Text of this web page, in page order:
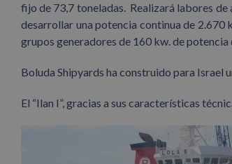
fijo de 73,7 toneladas. Realizará labores de
desarrollar una potencia continua de 2.670
grupos generadores de 160 kw. de
Boluda Shipyards ha construido para Israel
El “Ilan I”, gracias a sus características